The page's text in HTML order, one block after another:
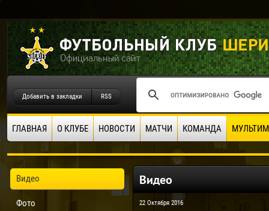
Добавить в закладки RSS
ГЛАВНАЯ О КЛУБЕ НОВОСТИ МАТЧИ КОМАНДА
Видео
Фото
Видео
22 Октября 2016